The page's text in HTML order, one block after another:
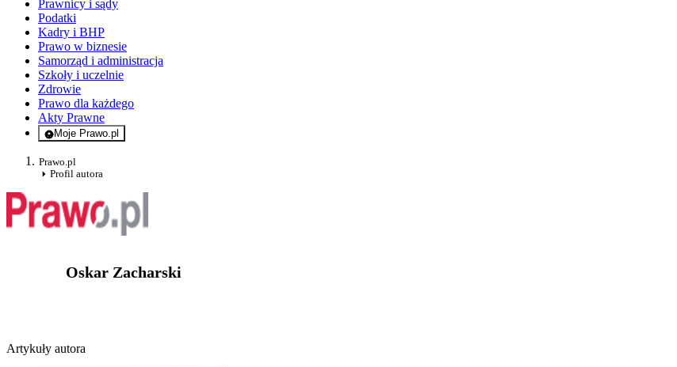
Prawnicy i sądy
Podatki
Kadry i BHP
Prawo w biznesie
Samorząd i administracja
Szkoły i uczelnie
Zdrowie
Prawo dla każdego
Akty Prawne
Moje Prawo.pl
- rejestracja i logowanie do serwisu
Prawo.pl
Profil autora
Oskar Zacharski
Artykuły autora